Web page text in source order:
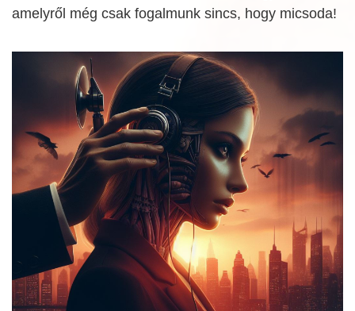
amelyről még csak fogalmunk sincs, hogy micsoda!